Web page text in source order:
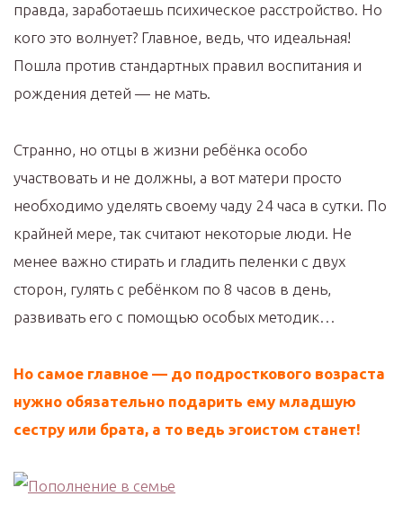
правда, заработаешь психическое расстройство. Но
кого это волнует? Главное, ведь, что идеальная!
Пошла против стандартных правил воспитания и
рождения детей — не мать.
Странно, но отцы в жизни ребёнка особо
участвовать и не должны, а вот матери просто
необходимо уделять своему чаду 24 часа в сутки. По
крайней мере, так считают некоторые люди. Не
менее важно стирать и гладить пеленки с двух
сторон, гулять с ребёнком по 8 часов в день,
развивать его с помощью особых методик…
Но самое главное — до подросткового возраста
нужно обязательно подарить ему младшую
сестру или брата, а то ведь эгоистом станет!